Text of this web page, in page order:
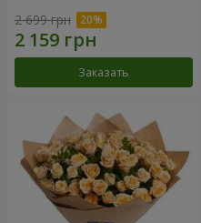
2 699 грн
Заказать